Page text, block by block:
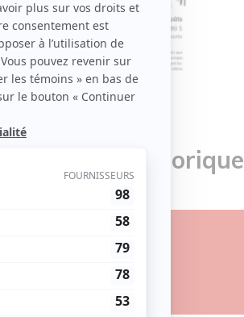
folklorique